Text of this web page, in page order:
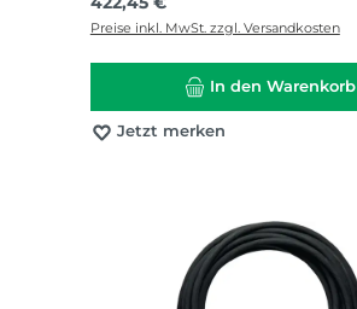
Preise inkl. MwSt. zzgl. Versandkosten
In den Warenkorb
Jetzt merken